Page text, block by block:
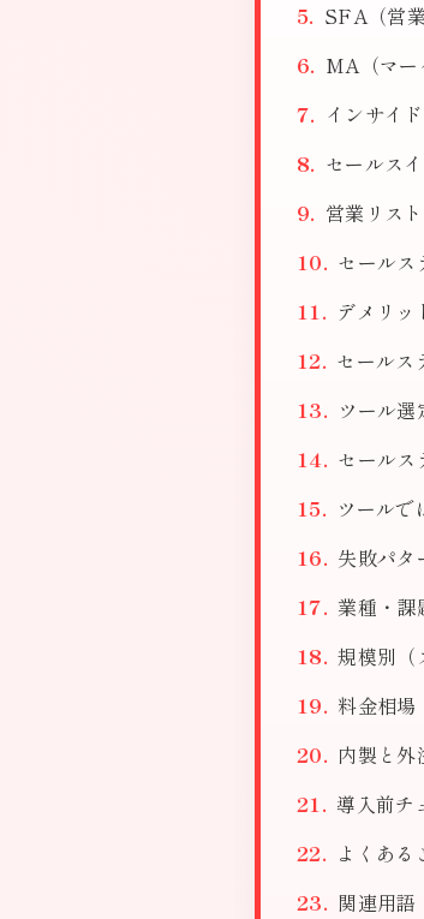
SFA（営
MA（マー
インサイ
セールス
営業リス
セールス
デメリッ
セールス
ツール
セールス
ツール
失敗パタ
業種・課
規模別（
料金相場
内製と外
導入前チ
よくある
関連用語